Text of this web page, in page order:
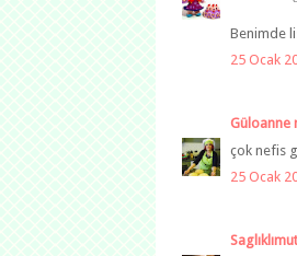
Benimde
25 Ocak
Güloanne
çok nefis
25 Ocak